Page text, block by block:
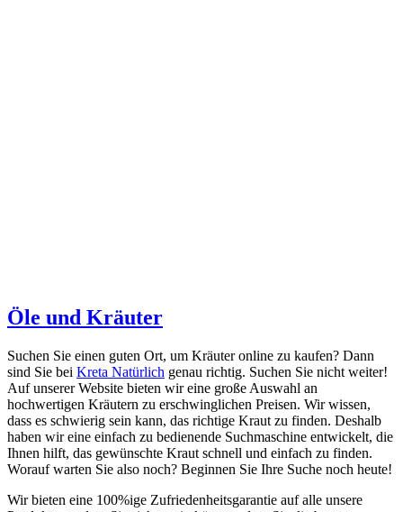
Öle und Kräuter
Suchen Sie einen guten Ort, um Kräuter online zu kaufen? Dann
sind Sie bei Kreta Natürlich genau richtig. Suchen Sie nicht weiter!
Auf unserer Website bieten wir eine große Auswahl an
hochwertigen Kräutern zu erschwinglichen Preisen. Wir wissen,
dass es schwierig sein kann, das richtige Kraut zu finden. Deshalb
haben wir eine einfach zu bedienende Suchmaschine entwickelt, die
Ihnen hilft, das gewünschte Kraut schnell und einfach zu finden.
Worauf warten Sie also noch? Beginnen Sie Ihre Suche noch heute!
Wir bieten eine 100%ige Zufriedenheitsgarantie auf alle unsere